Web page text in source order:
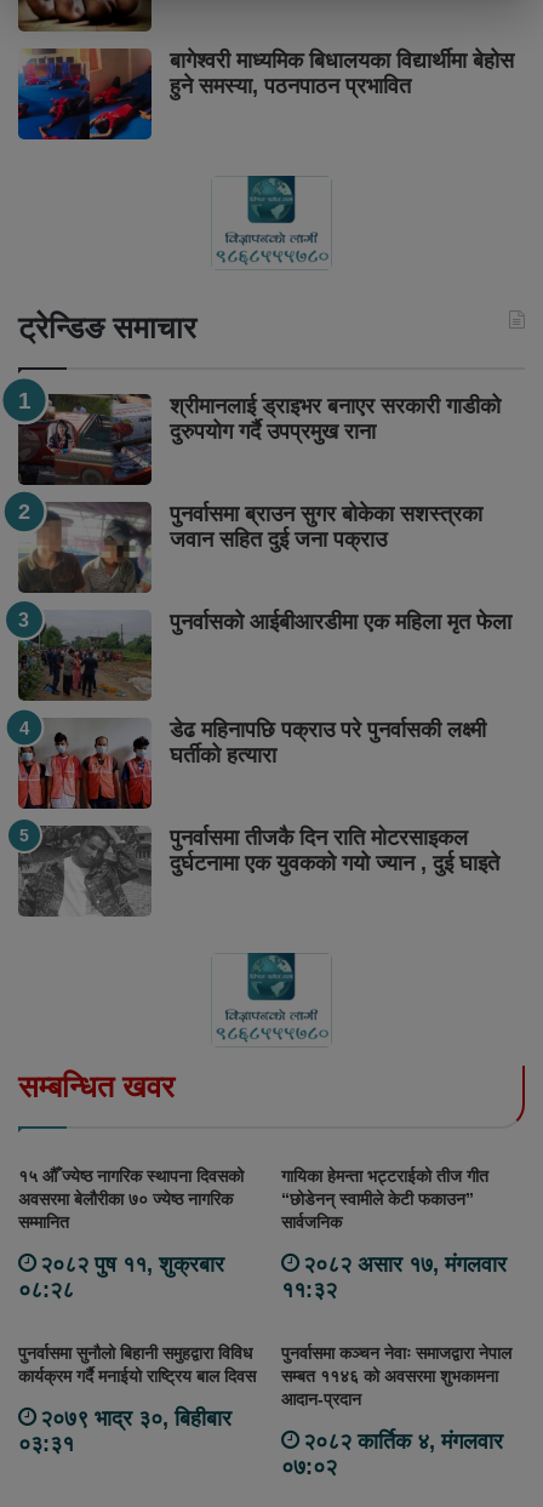
बागेश्वरी माध्यमिक बिधालयका विद्यार्थीमा बेहोस
हुने समस्या, पठनपाठन प्रभावित
ट्रेन्डिङ समाचार
श्रीमानलाई ड्राइभर बनाएर सरकारी गाडीको
दुरुपयोग गर्दै उपप्रमुख राना
पुनर्वासमा ब्राउन सुगर बोकेका सशस्त्रका
जवान सहित दुई जना पक्राउ
पुनर्वासको आईबीआरडीमा एक महिला मृत फेला
डेढ महिनापछि पक्राउ परे पुनर्वासकी लक्ष्मी
घर्तीको हत्यारा
पुनर्वासमा तीजकै दिन राति मोटरसाइकल
दुर्घटनामा एक युवकको गयो ज्यान , दुई घाइते
सम्बन्धित खवर
१५ औँ ज्येष्ठ नागरिक स्थापना दिवसको
अवसरमा बेलौरीका ७० ज्येष्ठ नागरिक
सम्मानित
२०८२ पुष ११, शुक्रबार
०८:२८
गायिका हेमन्ता भट्टराईको तीज गीत
“छोडेनन् स्वामीले केटी फकाउन”
सार्वजनिक
२०८२ असार १७, मंगलवार
११:३२
पुनर्वासमा सुनौलो बिहानी समुहद्वारा विविध
कार्यक्रम गर्दै मनाईयो राष्ट्रिय बाल दिवस
२०७९ भाद्र ३०, बिहीबार
०३:३१
पुनर्वासमा कञ्चन नेवाः समाजद्वारा नेपाल
सम्बत ११४६ को अवसरमा शुभकामना
आदान-प्रदान
२०८२ कार्तिक ४, मंगलवार
०७:०२